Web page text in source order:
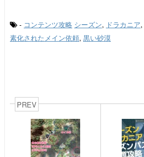
- コンテンツ攻略 シーズン, ドラカニア,
素化されたメイン依頼, 黒い砂漠
PREV